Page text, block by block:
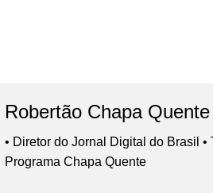
Robertão Chapa Quente
• Diretor do Jornal Digital do Brasil •
Programa Chapa Quente